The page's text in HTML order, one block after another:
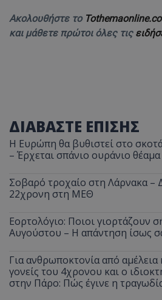
Ακολουθήστε το
και μάθετε πρώτοι όλες τις
ΔΙΑΒΑΣΤΕ ΕΠΙΣΗΣ
Η Ευρώπη θα βυθιστεί στο
– Έρχεται σπάνιο ουράνιο θέαμα
Σοβαρό τροχαίο στη Λάρνακα –
22χρονη στη ΜΕΘ
Εορτολόγιο: Ποιοι γιορτάζουν
Αυγούστου – Η απάντηση ίσως
Για ανθρωποκτονία από αμέλεια
γονείς του 4χρονου και ο
στην Πάρο: Πώς έγινε η